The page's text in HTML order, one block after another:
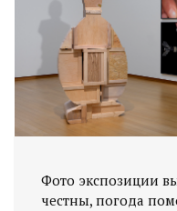
Фото экспозиции
честны, погода